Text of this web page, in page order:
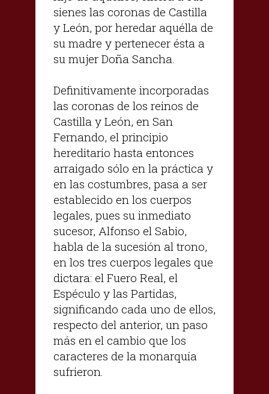
sienes las coronas de Castilla
y León, por heredar aquélla de
su madre y pertenecer ésta a
su mujer Doña Sancha.
Definitivamente incorporadas
las coronas de los reinos de
Castilla y León, en San
Fernando, el principio
hereditario hasta entonces
arraigado sólo en la práctica y
en las costumbres, pasa a ser
establecido en los cuerpos
legales, pues su inmediato
sucesor, Alfonso el Sabio,
habla de la sucesión al trono,
en los tres cuerpos legales que
dictara: el Fuero Real, el
Espéculo y las Partidas,
significando cada uno de ellos,
respecto del anterior, un paso
más en el cambio que los
caracteres de la monarquía
sufrieron.